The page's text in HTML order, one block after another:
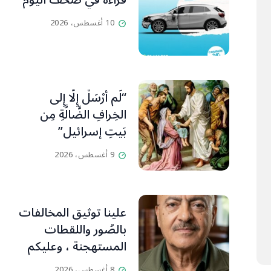
10 أغسطس، 2026
“لَم أُرْسَلْ إِلَّا إِلى
الخِرافِ الضَّالَّةِ مِن
بَيتِ إسرائيل”
9 أغسطس، 2026
علينا توثيق المخالفات
بالصُور واللقطات
المستهجنة ، وعليكم
التنبّه وإبداء آرائكم